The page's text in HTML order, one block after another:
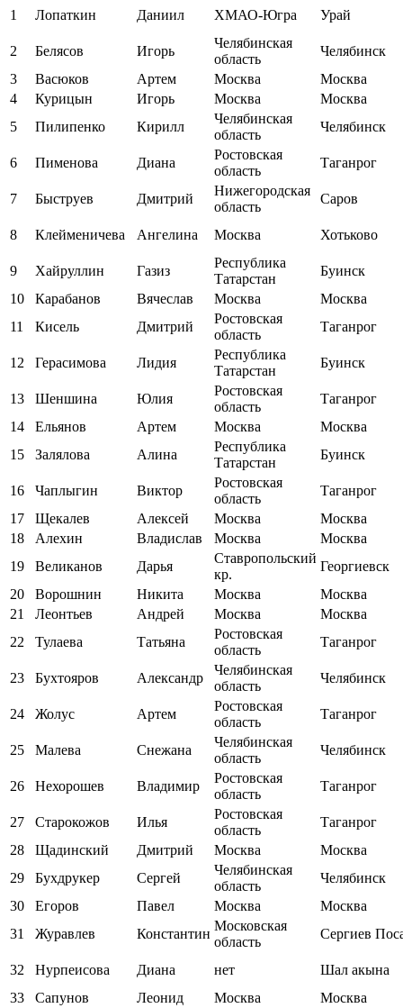
1 Лопаткин Даниил ХМАО-Югра Урай
2 Белясов Игорь
Челябинская
область
Челябинск
3
Васюков Артем Москва
Москва
4
Курицын Игорь Москва
Москва
5
Пилипенко Кирилл
Челябинская
область
Челябинск
6 Пименова Диана
Ростовская
область
Таганрог
7 Быструев Дмитрий
Нижегородская
область
Саров
8 Клейменичева Ангелина Москва Хотьково
9 Хайруллин Газиз
Республика
Татарстан
Буинск
10
Карабанов Вячеслав Москва
Москва
11
Кисель Дмитрий
Ростовская
область
Таганрог
12 Герасимова Лидия
Республика
Татарстан
Буинск
13 Шеншина Юлия
Ростовская
область
Таганрог
14
Ельянов Артем Москва
Москва
15
Залялова Алина
Республика
Татарстан
Буинск
16 Чаплыгин Виктор
Ростовская
область
Таганрог
17
Щекалев Алексей Москва
Москва
18
Алехин Владислав Москва
Москва
19
Великанов Дарья
Ставропольский
кр.
Георгиевск
20
Ворошнин Никита Москва
Москва
21
Леонтьев Андрей Москва
Москва
22
Тулаева Татьяна
Ростовская
область
Таганрог
23 Бухтояров Александр
Челябинская
область
Челябинск
24 Жолус Артем
Ростовская
область
Таганрог
25 Малева Снежана
Челябинская
область
Челябинск
26 Нехорошев Владимир
Ростовская
область
Таганрог
27 Старокожов Илья
Ростовская
область
Таганрог
28
Щадинский Дмитрий Москва
Москва
29
Бухдрукер Сергей
Челябинская
область
Челябинск
30
Егоров Павел Москва
Москва
31
Журавлев Константин
Московская
область
Сергиев
32 Нурпеисова Диана нет
Шал акына
33
Сапунов Леонид Москва
Москва